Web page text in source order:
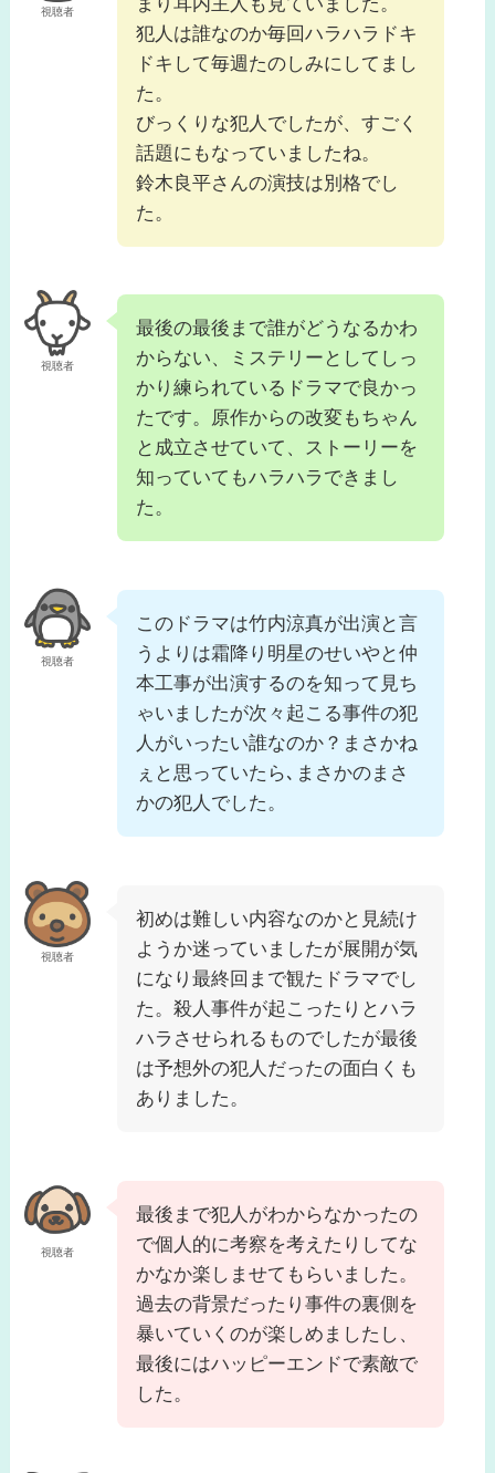
視聴者
犯人は誰なのか毎回ハラハラドキ
ドキして毎週たのしみにしてまし
た。
びっくりな犯人でしたが、すごく
話題にもなっていましたね。
鈴木良平さんの演技は別格でし
た。
視聴者
最後の最後まで誰がどうなるかわ
からない、ミステリーとしてしっ
かり練られているドラマで良かっ
たです。原作からの改変もちゃん
と成立させていて、ストーリーを
知っていてもハラハラできまし
た。
視聴者
このドラマは竹内涼真が出演と言
うよりは霜降り明星のせいやと仲
本工事が出演するのを知って見ち
ゃいましたが次々起こる事件の犯
人がいったい誰なのか？まさかね
ぇと思っていたら､まさかのまさ
かの犯人でした。
視聴者
初めは難しい内容なのかと見続け
ようか迷っていましたが展開が気
になり最終回まで観たドラマでし
た。殺人事件が起こったりとハラ
ハラさせられるものでしたが最後
は予想外の犯人だったの面白くも
ありました。
視聴者
最後まで犯人がわからなかったの
で個人的に考察を考えたりしてな
かなか楽しませてもらいました。
過去の背景だったり事件の裏側を
暴いていくのが楽しめましたし、
最後にはハッピーエンドで素敵で
した。